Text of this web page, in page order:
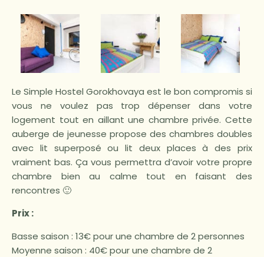
Le Simple Hostel Gorokhovaya est le bon compromis si
vous ne voulez pas trop dépenser dans votre
logement tout en aillant une chambre privée. Cette
auberge de jeunesse propose des chambres doubles
avec lit superposé ou lit deux places à des prix
vraiment bas. Ça vous permettra d’avoir votre propre
chambre bien au calme tout en faisant des
rencontres 🙂
Prix :
Basse saison : 13€ pour une chambre de 2 personnes
Moyenne saison : 40€ pour une chambre de 2